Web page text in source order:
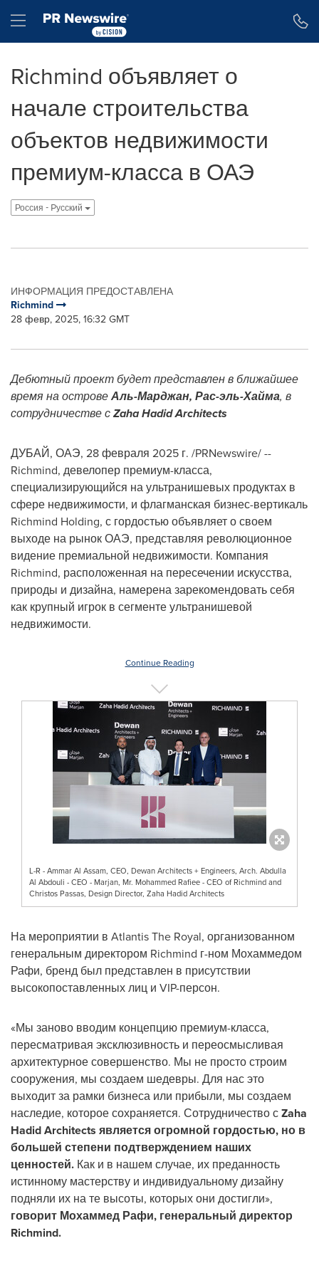
Hamburger menu
Richmind объявляет о
начале строительства
объектов недвижимости
премиум-класса в ОАЭ
Россия - Pусский
ИНФОРМАЦИЯ ПРЕДОСТАВЛЕНА
Richmind
28 февр, 2025, 16:32 GMT
Дебютный проект будет представлен в ближайшее
время на островеАль-Марджан, Рас-эль-Хайма, в
сотрудничестве сZaha Hadid Architects
ДУБАЙ, ОАЭ, 28 февраля 2025 г. /PRNewswire/ --
Richmind, девелопер премиум-класса,
специализирующийся на ультранишевых продуктах в
сфере недвижимости, и флагманская бизнес-вертикаль
Richmind Holding, с гордостью объявляет о своем
выходе на рынок ОАЭ, представляя революционное
видение премиальной недвижимости. Компания
Richmind, расположенная на пересечении искусства,
природы и дизайна, намерена зарекомендовать себя
как крупный игрок в сегменте ультранишевой
недвижимости.
Continue Reading
L-R - ​Ammar Al Assam, CEO, Dewan Architects + Engineers, Arch. Abdulla
Al Abdouli - CEO - Marjan, Mr. Mohammed Rafiee - CEO of Richmind and
Christos Passas, Design Director, Zaha Hadid Architects
На мероприятии в Atlantis The Royal, организованном
генеральным директором Richmind г-ном Мохаммедом
Рафи, бренд был представлен в присутствии
высокопоставленных лиц и VIP-персон.
«Мы заново вводим концепцию премиум-класса,
пересматривая эксклюзивность и переосмысливая
архитектурное совершенство. Мы не просто строим
сооружения, мы создаем шедевры. Для нас это
выходит за рамки бизнеса или прибыли, мы создаем
наследие, которое сохраняется. Сотрудничество сZaha
Hadid Architects является огромной гордостью, но в
большей степени подтверждением наших
ценностей. Как и в нашем случае, их преданность
истинному мастерству и индивидуальному дизайну
подняли их на те высоты, которых они достигли»,
говорит Мохаммед Рафи, генеральный директор
Richmind.